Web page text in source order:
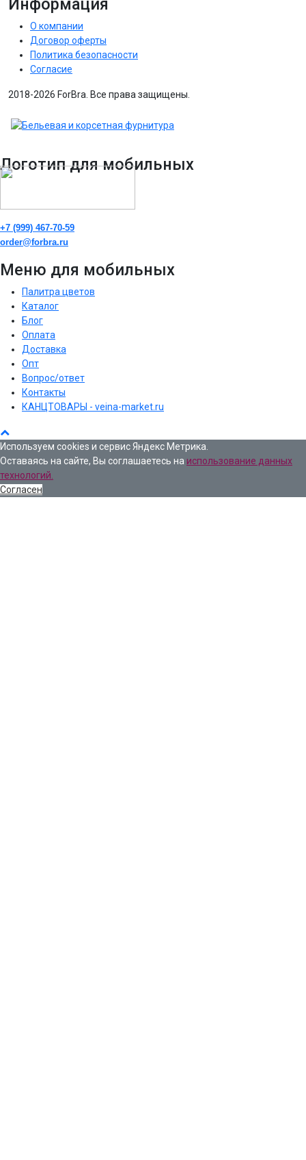
О компании
Договор оферты
Политика безопасности
Согласие
2018-2026 ForBra. Все права защищены.
Логотип для мобильных
+7 (999) 467-70-59
order@forbra.ru
Меню для мобильных
Палитра цветов
Каталог
Блог
Оплата
Доставка
Опт
Вопрос/ответ
Контакты
КАНЦТОВАРЫ - veina-market.ru
Используем cookies и сервис Яндекс Метрика.
Оставаясь на сайте, Вы соглашаетесь на использование данных
технологий.
Согласен